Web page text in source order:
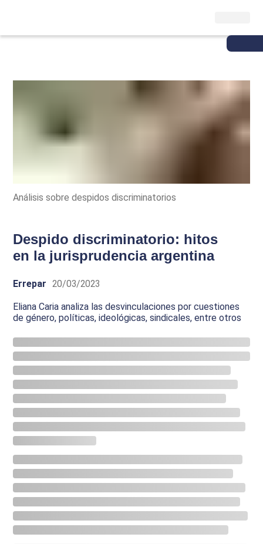
Análisis sobre despidos discriminatorios
Despido discriminatorio: hitos
en la jurisprudencia argentina
Errepar 20/03/2023
Eliana Caria analiza las desvinculaciones por cuestiones
de género, políticas, ideológicas, sindicales, entre otros